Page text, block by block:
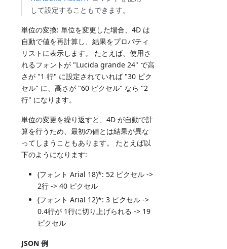
して設定することもできます。
単位の変換: 単位を変更した場合、4D は
自動で値を再計算し、結果をプロパティ
リストに表示します。 たとえば、使用さ
れるフォントが "Lucida grande 24" で高
さが "1 行" に設定されていれば "30 ピク
セル" に、高さが "60 ピクセル" なら "2
行" になります。
単位の変更を繰り返すと、4D が自動で計
算を行うため、最初の値とは結果が異な
ってしまうこともあります。 たとえば以
下のようになります:
(フォント Arial 18)*: 52 ピクセル ->
2行 -> 40 ピクセル
(フォント Arial 12)*: 3 ピクセル ->
0.4行が 1行に切り上げられる -> 19
ピクセル
JSON 例